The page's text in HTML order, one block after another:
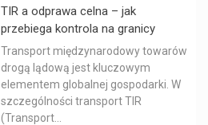
TIR a odprawa celna – jak
przebiega kontrola na granicy
Transport międzynarodowy towarów
drogą lądową jest kluczowym
elementem globalnej gospodarki. W
szczególności transport TIR
(Transport...